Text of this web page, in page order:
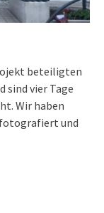
beteiligten
sind vier Tage
Wir haben
und